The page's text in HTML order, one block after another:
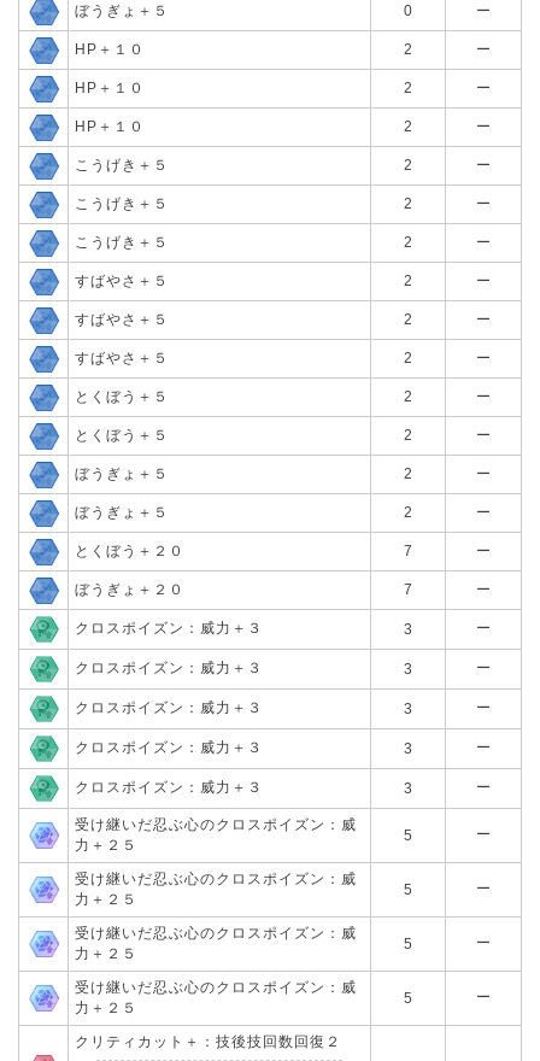
ぼうぎょ＋５ 0 ー
HP＋１０ 2 ー
HP＋１０ 2 ー
HP＋１０ 2 ー
こうげき＋５ 2 ー
こうげき＋５ 2 ー
こうげき＋５ 2 ー
すばやさ＋５ 2 ー
すばやさ＋５ 2 ー
すばやさ＋５ 2 ー
とくぼう＋５ 2 ー
とくぼう＋５ 2 ー
ぼうぎょ＋５ 2 ー
ぼうぎょ＋５ 2 ー
とくぼう＋２０ 7 ー
ぼうぎょ＋２０ 7 ー
クロスポイズン：威力＋３ 3 ー
クロスポイズン：威力＋３ 3 ー
クロスポイズン：威力＋３ 3 ー
クロスポイズン：威力＋３ 3 ー
クロスポイズン：威力＋３ 3 ー
受け継いだ忍ぶ心のクロスポイズン：威
力＋２５
5 ー
受け継いだ忍ぶ心のクロスポイズン：威
力＋２５
5 ー
受け継いだ忍ぶ心のクロスポイズン：威
力＋２５
5 ー
受け継いだ忍ぶ心のクロスポイズン：威
力＋２５
5 ー
クリティカット＋：技後技回数回復２